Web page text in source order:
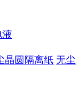
液
晶圆隔离纸 无尘